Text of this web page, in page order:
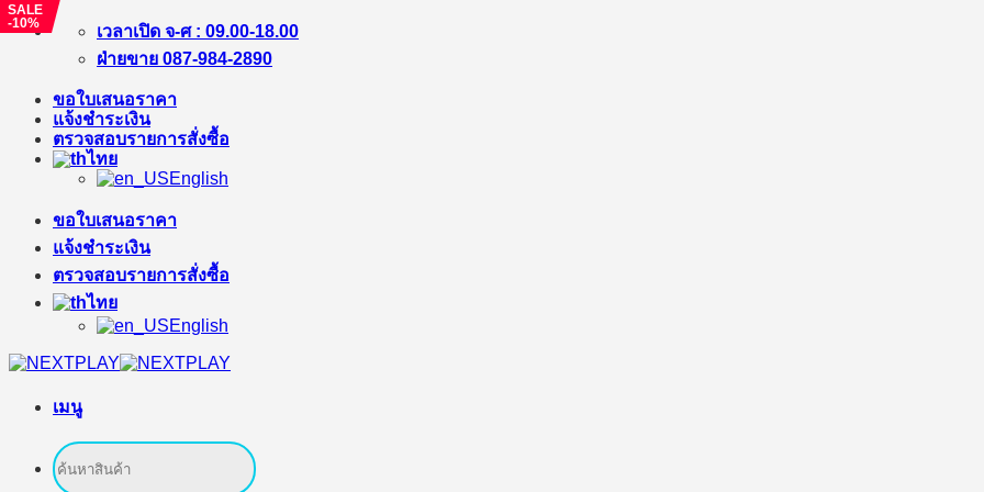
ข้าม
เนื้อหา
เวลาเปิด จ-ศ : 09.00-18.00
ฝ่ายขาย 087-984-2890
ขอใบเสนอราคา
แจ้งชำระเงิน
ตรวจสอบรายการสั่งซื้อ
ไทย
English
ขอใบเสนอราคา
แจ้งชำระเงิน
ตรวจสอบรายการสั่งซื้อ
ไทย
English
เมนู
ค้นหา:
SALE
-10%